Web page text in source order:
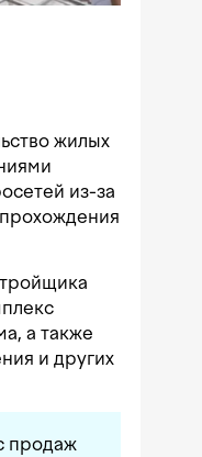
жилых
из-за
а также
и других
продаж